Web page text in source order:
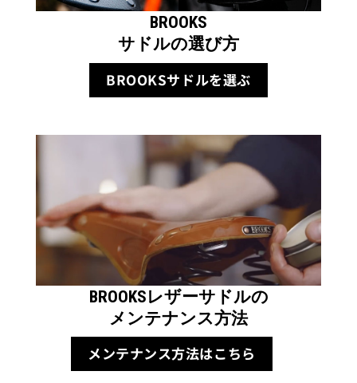
BROOKS
サドルの選び方
BROOKSサドルを選ぶ
BROOKSレザーサドルの
メンテナンス方法
メンテナンス方法はこちら